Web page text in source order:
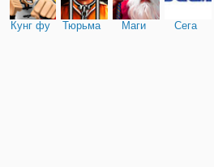
Кунг фу Тюрьма Маги Сега